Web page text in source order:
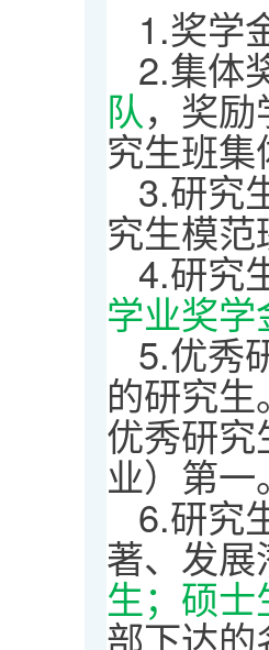
1.奖学
2.集体
队，奖
究生班
3.研究
究生模
4.研究
学业奖
5.优秀
的研究生
优秀研
业）第一
6.研究
著、发
生；硕士
部下达